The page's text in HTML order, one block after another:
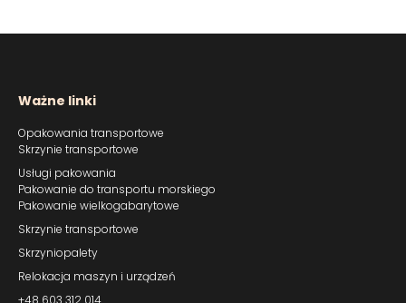
Ważne linki
Opakowania transportowe
Skrzynie transportowe
Usługi pakowania
Pakowanie do transportu morskiego
Pakowanie wielkogabarytowe
Skrzynie transportowe
Skrzyniopalety
Relokacja maszyn i urządzeń
+48 603 312 014